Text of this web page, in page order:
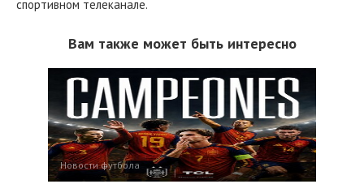
спортивном телеканале.
Вам также может быть интересно
Новости футбола